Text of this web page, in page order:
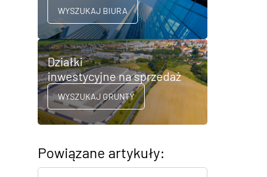
WYSZUKAJ BIURA
Działki
inwestycyjne na sprzedaż
WYSZUKAJ GRUNTY
Powiązane artykuły: